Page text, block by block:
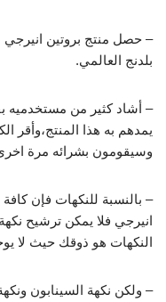
بلدنج العالمي.
– أشاد كثير من مستخدميه
يمدهم به هذا المنتج،وأقر
وسيقومون بشرائه مرة
– بالنسبة للنكهات فإن
انيرجي فلا يمكن ترشيح
النكهات هو ذوقك حيث لا
– ولكن نكهة السينابون